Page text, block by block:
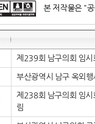
본 저작물은 "
제239회 남구의회 임시
부산광역시 남구 옥외
제238회 남구의회 임시
림